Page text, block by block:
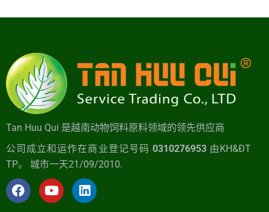
Tan Huu Qui 是越南动物饲料原料领域的领先供应商
公司成立和运作在商业登记号码 0310276953由KH&ĐT
TP。 城市一天21/09/2010.